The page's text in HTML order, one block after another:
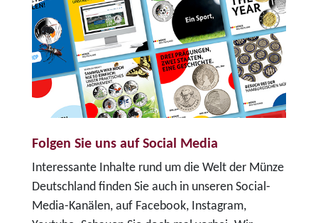
Folgen Sie uns auf Social Media
Interessante Inhalte rund um die Welt der Münze
Deutschland finden Sie auch in unseren Social-
Media-Kanälen, auf Facebook, Instagram,